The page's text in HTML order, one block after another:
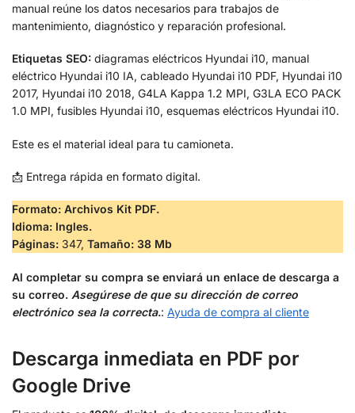
manual reúne los datos necesarios para trabajos de
mantenimiento, diagnóstico y reparación profesional.
Etiquetas SEO: diagramas eléctricos Hyundai i10, manual
eléctrico Hyundai i10 IA, cableado Hyundai i10 PDF, Hyundai i10
2017, Hyundai i10 2018, G4LA Kappa 1.2 MPI, G3LA ECO PACK
1.0 MPI, fusibles Hyundai i10, esquemas eléctricos Hyundai i10.
Este es el material ideal para tu camioneta.
📩 Entrega rápida en formato digital.
Formato: Archivos Kit PDF.
Idioma: Ingles.
Páginas: 347, Tamaño: 38 Mb
Al completar su compra se enviará un enlace de descarga a
su correo. Asegúrese de que su dirección de correo
electrónico sea la correcta.: Ayuda de compra al cliente
Descarga inmediata en PDF por
Google Drive